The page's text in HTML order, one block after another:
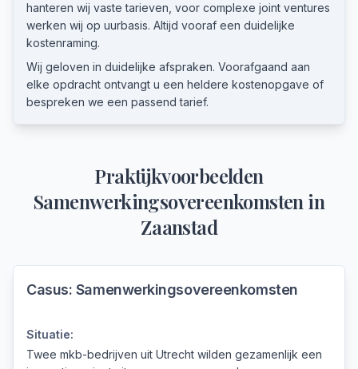
hanteren wij vaste tarieven, voor complexe joint ventures
werken wij op uurbasis. Altijd vooraf een duidelijke
kostenraming.
Wij geloven in duidelijke afspraken. Voorafgaand aan
elke opdracht ontvangt u een heldere kostenopgave of
bespreken we een passend tarief.
Praktijkvoorbeelden
Samenwerkingsovereenkomsten in
Zaanstad
Casus: Samenwerkingsovereenkomsten
Situatie:
Twee mkb-bedrijven uit Utrecht wilden gezamenlijk een